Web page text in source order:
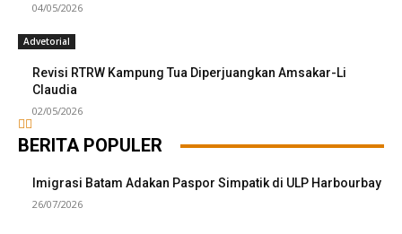
04/05/2026
Advetorial
Revisi RTRW Kampung Tua Diperjuangkan Amsakar-Li
Claudia
02/05/2026
BERITA POPULER
Imigrasi Batam Adakan Paspor Simpatik di ULP Harbourbay
26/07/2026